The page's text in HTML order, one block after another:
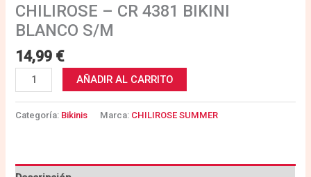
CHILIROSE – CR 4381 BIKINI
BLANCO S/M
14,99 €
AÑADIR AL CARRITO
Categoría: Bikinis Marca: CHILIROSE SUMMER